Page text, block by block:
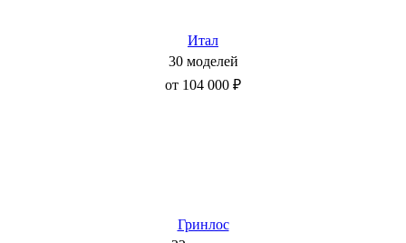
Итал
30 моделей
от 104 000 ₽
Гринлос